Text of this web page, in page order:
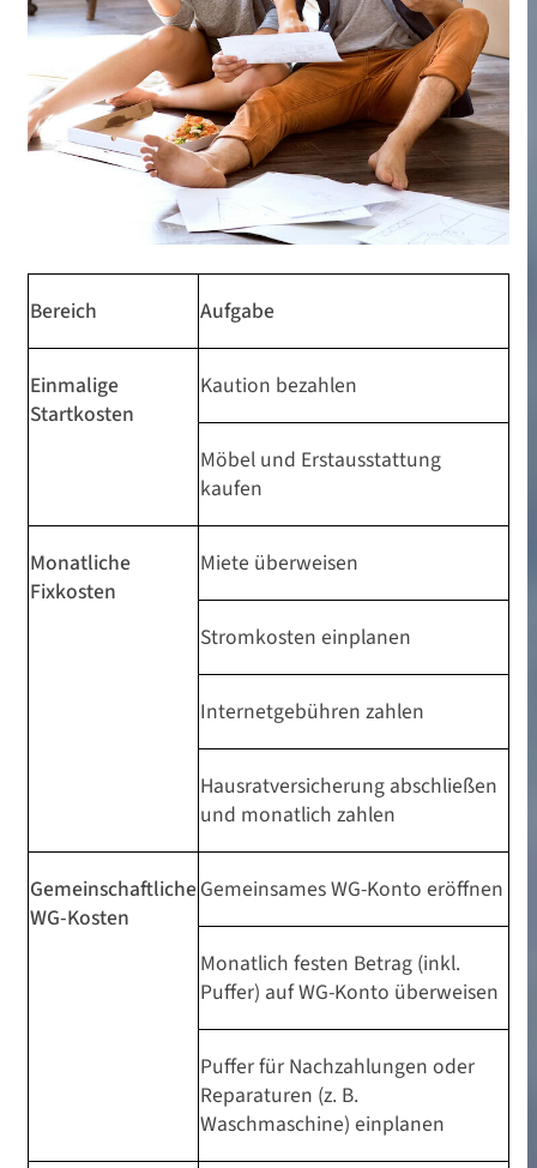
Wohnideen
Erste eigene Wohnung: Mit
dieser Checkliste gelingt
sie
Bereich Aufgabe
Einmalige
Startkosten
Kaution bezahlen
Möbel und Erstausstattung
kaufen
Monatliche
Fixkosten
Miete überweisen
Stromkosten einplanen
Internetgebühren zahlen
Hausratversicherung abschließen
und monatlich zahlen
Gemeinschaftliche
WG-Kosten
Gemeinsames WG-Konto eröffnen
Monatlich festen Betrag (inkl.
Puffer) auf WG-Konto überweisen
Puffer für Nachzahlungen oder
Reparaturen (z. B.
Waschmaschine) einplanen